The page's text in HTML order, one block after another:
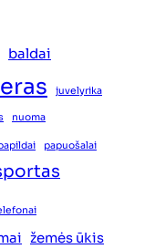
baldai
juvelyrika
nuoma
papuošalai
žemės ūkis